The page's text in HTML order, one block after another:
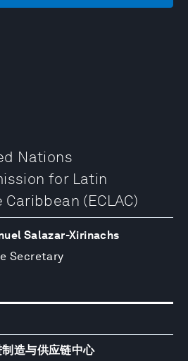
Nations
for Latin
(ECLAC)
Salazar-Xirinachs
Secretary
制造与供应链中心